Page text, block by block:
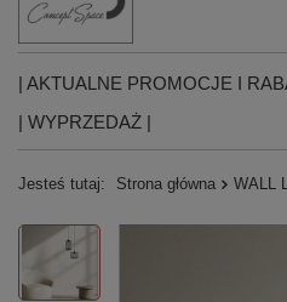
| AKTUALNE PROMOCJE I
| WYPRZEDAŻ |
Jesteś tutaj: Strona główna WALL